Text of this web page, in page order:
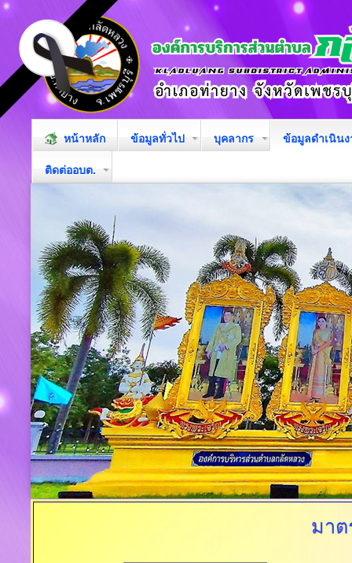
หน้าหลัก ข้อมูลทั่วไป บุคลากร ข้อมูลดำเนิน
ติดต่ออบต.
มา